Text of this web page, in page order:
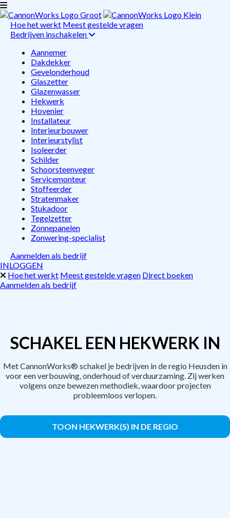
Hoe het werkt Meest gestelde vragen
Bedrijven inschakelen
Aannemer
Dakdekker
Gevelonderhoud
Glaszetter
Glazenwasser
Hekwerk
Hovenier
Installateur
Interieurbouwer
Interieurstylist
Isoleerder
Schilder
Schoorsteenveger
Servicemonteur
Stoffeerder
Stratenmaker
Stukadoor
Tegelzetter
Zonnepanelen
Zonwering-specialist
Aanmelden als bedrijf
INLOGGEN
Hoe het werkt Meest gestelde vragen Direct boeken
Aanmelden als bedrijf
SCHAKEL EEN HEKWERK IN
Met CannonWorks® schakel je bedrijven in de regio Heusden in
voor een verbouwing, onderhoud of verduurzaming. Zij werken
volgens onze bewezen methodiek, waardoor projecten
probleemloos verlopen.
TOON HEKWERK(S) IN DE REGIO